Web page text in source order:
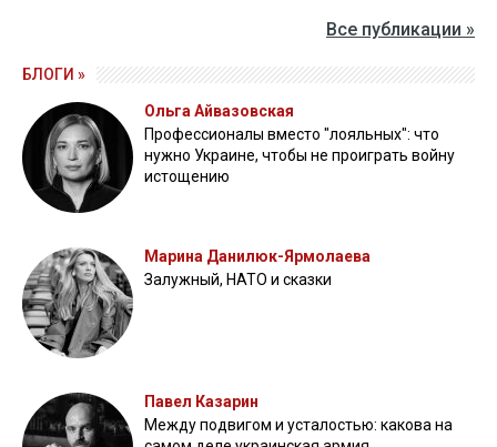
Все публикации »
БЛОГИ »
Ольга Айвазовская
Профессионалы вместо "лояльных": что
нужно Украине, чтобы не проиграть войну
истощению
Марина Данилюк-Ярмолаева
Залужный, НАТО и сказки
Павел Казарин
Между подвигом и усталостью: какова на